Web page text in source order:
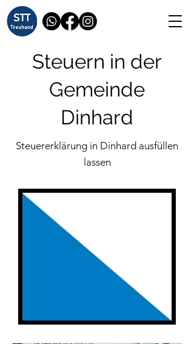
Steuern in der
Gemeinde
Dinhard
Steuererklärung in Dinhard ausfüllen
lassen